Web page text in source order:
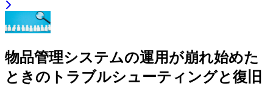
物品管理システムの運用が崩れ始めた
ときのトラブルシューティングと復旧